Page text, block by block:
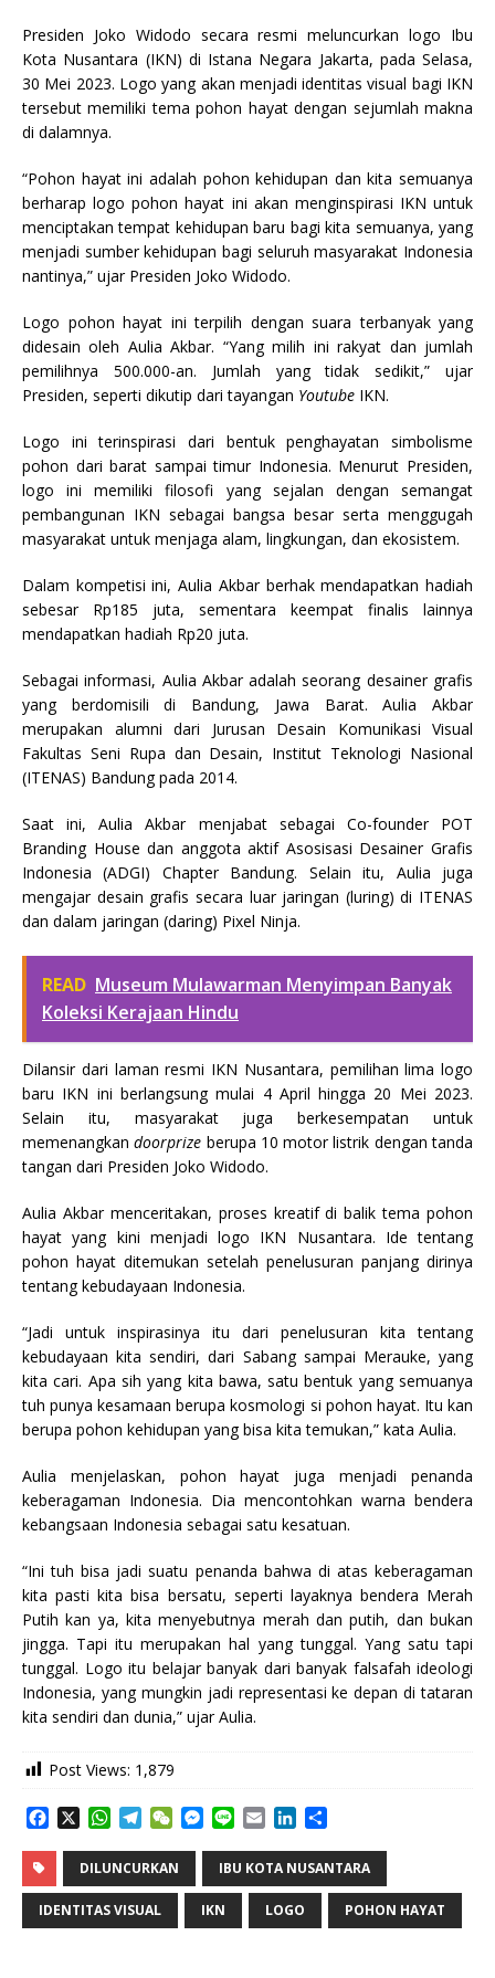
Presiden Joko Widodo secara resmi meluncurkan logo Ibu
Kota Nusantara (IKN) di Istana Negara Jakarta, pada Selasa,
30 Mei 2023. Logo yang akan menjadi identitas visual bagi IKN
tersebut memiliki tema pohon hayat dengan sejumlah makna
di dalamnya.
“Pohon hayat ini adalah pohon kehidupan dan kita semuanya
berharap logo pohon hayat ini akan menginspirasi IKN untuk
menciptakan tempat kehidupan baru bagi kita semuanya, yang
menjadi sumber kehidupan bagi seluruh masyarakat Indonesia
nantinya,” ujar Presiden Joko Widodo.
Logo pohon hayat ini terpilih dengan suara terbanyak yang
didesain oleh Aulia Akbar. “Yang milih ini rakyat dan jumlah
pemilihnya 500.000-an. Jumlah yang tidak sedikit,” ujar
Presiden, seperti dikutip dari tayangan Youtube IKN.
Logo ini terinspirasi dari bentuk penghayatan simbolisme
pohon dari barat sampai timur Indonesia. Menurut Presiden,
logo ini memiliki filosofi yang sejalan dengan semangat
pembangunan IKN sebagai bangsa besar serta menggugah
masyarakat untuk menjaga alam, lingkungan, dan ekosistem.
Dalam kompetisi ini, Aulia Akbar berhak mendapatkan hadiah
sebesar Rp185 juta, sementara keempat finalis lainnya
mendapatkan hadiah Rp20 juta.
Sebagai informasi, Aulia Akbar adalah seorang desainer grafis
yang berdomisili di Bandung, Jawa Barat. Aulia Akbar
merupakan alumni dari Jurusan Desain Komunikasi Visual
Fakultas Seni Rupa dan Desain, Institut Teknologi Nasional
(ITENAS) Bandung pada 2014.
Saat ini, Aulia Akbar menjabat sebagai Co-founder POT
Branding House dan anggota aktif Asosisasi Desainer Grafis
Indonesia (ADGI) Chapter Bandung. Selain itu, Aulia juga
mengajar desain grafis secara luar jaringan (luring) di ITENAS
dan dalam jaringan (daring) Pixel Ninja.
READ Museum Mulawarman Menyimpan Banyak
Koleksi Kerajaan Hindu
Dilansir dari laman resmi IKN Nusantara, pemilihan lima logo
baru IKN ini berlangsung mulai 4 April hingga 20 Mei 2023.
Selain itu, masyarakat juga berkesempatan untuk
memenangkandoorprize berupa 10 motor listrik dengan tanda
tangan dari Presiden Joko Widodo.
Aulia Akbar menceritakan, proses kreatif di balik tema pohon
hayat yang kini menjadi logo IKN Nusantara. Ide tentang
pohon hayat ditemukan setelah penelusuran panjang dirinya
tentang kebudayaan Indonesia.
“Jadi untuk inspirasinya itu dari penelusuran kita tentang
kebudayaan kita sendiri, dari Sabang sampai Merauke, yang
kita cari. Apa sih yang kita bawa, satu bentuk yang semuanya
tuh punya kesamaan berupa kosmologi si pohon hayat. Itu kan
berupa pohon kehidupan yang bisa kita temukan,” kata Aulia.
Aulia menjelaskan, pohon hayat juga menjadi penanda
keberagaman Indonesia. Dia mencontohkan warna bendera
kebangsaan Indonesia sebagai satu kesatuan.
“Ini tuh bisa jadi suatu penanda bahwa di atas keberagaman
kita pasti kita bisa bersatu, seperti layaknya bendera Merah
Putih kan ya, kita menyebutnya merah dan putih, dan bukan
jingga. Tapi itu merupakan hal yang tunggal. Yang satu tapi
tunggal. Logo itu belajar banyak dari banyak falsafah ideologi
Indonesia, yang mungkin jadi representasi ke depan di tataran
kita sendiri dan dunia,” ujar Aulia.
Post Views: 1,879
e
b
o
W
a
t
s
A
T
l
e
g
r
W
C
h
t
M
s
e
n
n
e
a
i
l
n
k
e
d
a
r
DILUNCURKAN IBU KOTA NUSANTARA
IDENTITAS VISUAL IKN LOGO POHON HAYAT